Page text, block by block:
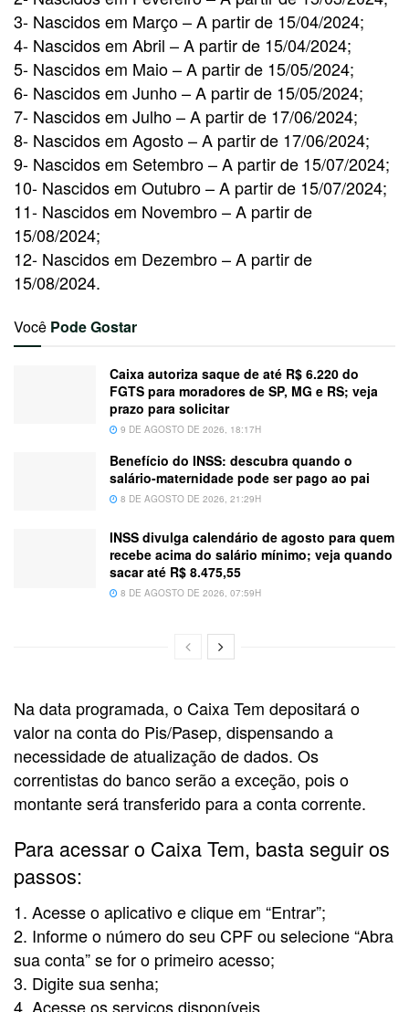
3- Nascidos em Março – A partir de 15/04/2024;
4- Nascidos em Abril – A partir de 15/04/2024;
5- Nascidos em Maio – A partir de 15/05/2024;
6- Nascidos em Junho – A partir de 15/05/2024;
7- Nascidos em Julho – A partir de 17/06/2024;
8- Nascidos em Agosto – A partir de 17/06/2024;
9- Nascidos em Setembro – A partir de 15/07/2024;
10- Nascidos em Outubro – A partir de 15/07/2024;
11- Nascidos em Novembro – A partir de
15/08/2024;
12- Nascidos em Dezembro – A partir de
15/08/2024.
Você Pode Gostar
Caixa autoriza saque de até R$ 6.220 do
FGTS para moradores de SP, MG e RS; veja
prazo para solicitar
9 DE AGOSTO DE 2026, 18:17H
Benefício do INSS: descubra quando o
salário-maternidade pode ser pago ao pai
8 DE AGOSTO DE 2026, 21:29H
INSS divulga calendário de agosto para quem
recebe acima do salário mínimo; veja quando
sacar até R$ 8.475,55
8 DE AGOSTO DE 2026, 07:59H
Na data programada, o Caixa Tem depositará o
valor na conta do Pis/Pasep, dispensando a
necessidade de atualização de dados. Os
correntistas do banco serão a exceção, pois o
montante será transferido para a conta corrente.
Para acessar o Caixa Tem, basta seguir os
passos:
1. Acesse o aplicativo e clique em “Entrar”;
2. Informe o número do seu CPF ou selecione “Abra
sua conta” se for o primeiro acesso;
3. Digite sua senha;
4. Acesse os serviços disponíveis.